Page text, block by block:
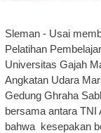
Sleman - Usai
Pelatihan
Universitas Gajah
Angkatan Udara
Gedung Ghraha
bersama antara
bahwa kesepakan